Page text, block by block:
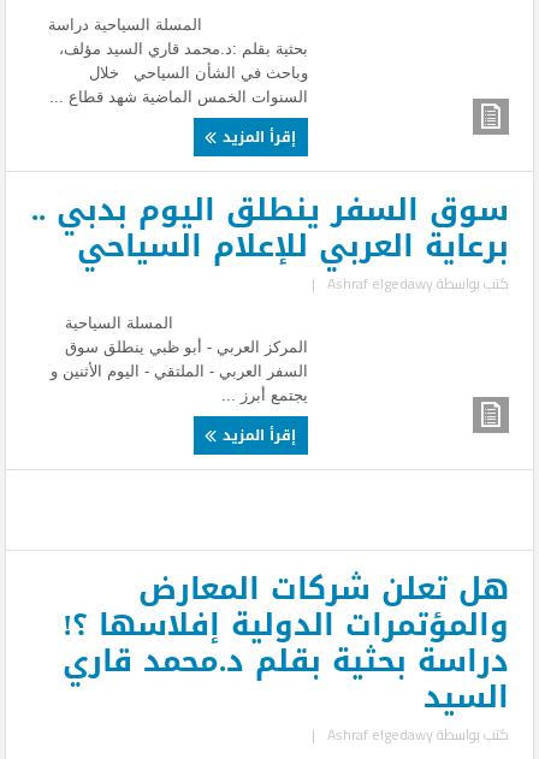
المسلة السياحية دراسة
بحثية بقلم :د.محمد قاري السيد مؤلف،
وباحث في الشأن السياحي خلال
السنوات الخمس الماضية شهد قطاع ...
إقرأ المزيد
سوق السفر ينطلق اليوم بدبي ..
برعاية العربي للإعلام السياحي
كتب بواسطةAshraf elgedawy
|
المسلة السياحية
المركز العربي - أبو ظبي ينطلق سوق
السفر العربي - الملتقي - اليوم الأثنين و
يجتمع أبرز ...
إقرأ المزيد
هل تعلن شركات المعارض
والمؤتمرات الدولية إفلاسها ؟!
دراسة بحثية بقلم د.محمد قاري
السيد
كتب بواسطةAshraf elgedawy
|